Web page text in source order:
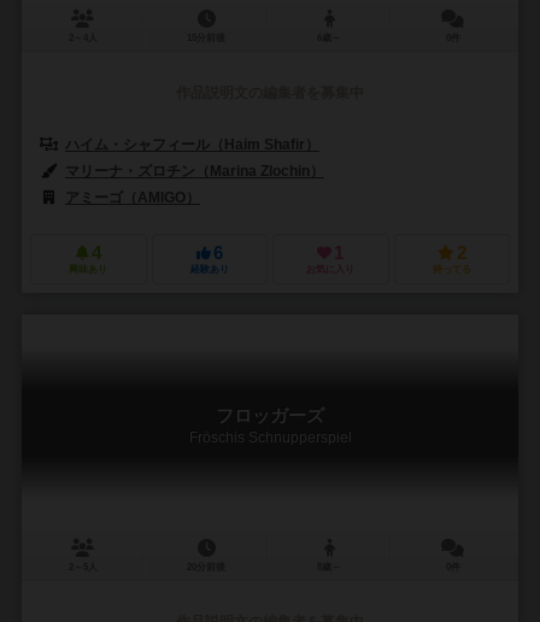
ハイム・シャフィール（Haim Shafir）
マリーナ・ズロチン（Marina Zlochin）
アミーゴ（AMIGO）
4
興味あり
6
経験あり
1
お気に入り
2
持ってる
フロッガーズ
Fröschis Schnupperspiel